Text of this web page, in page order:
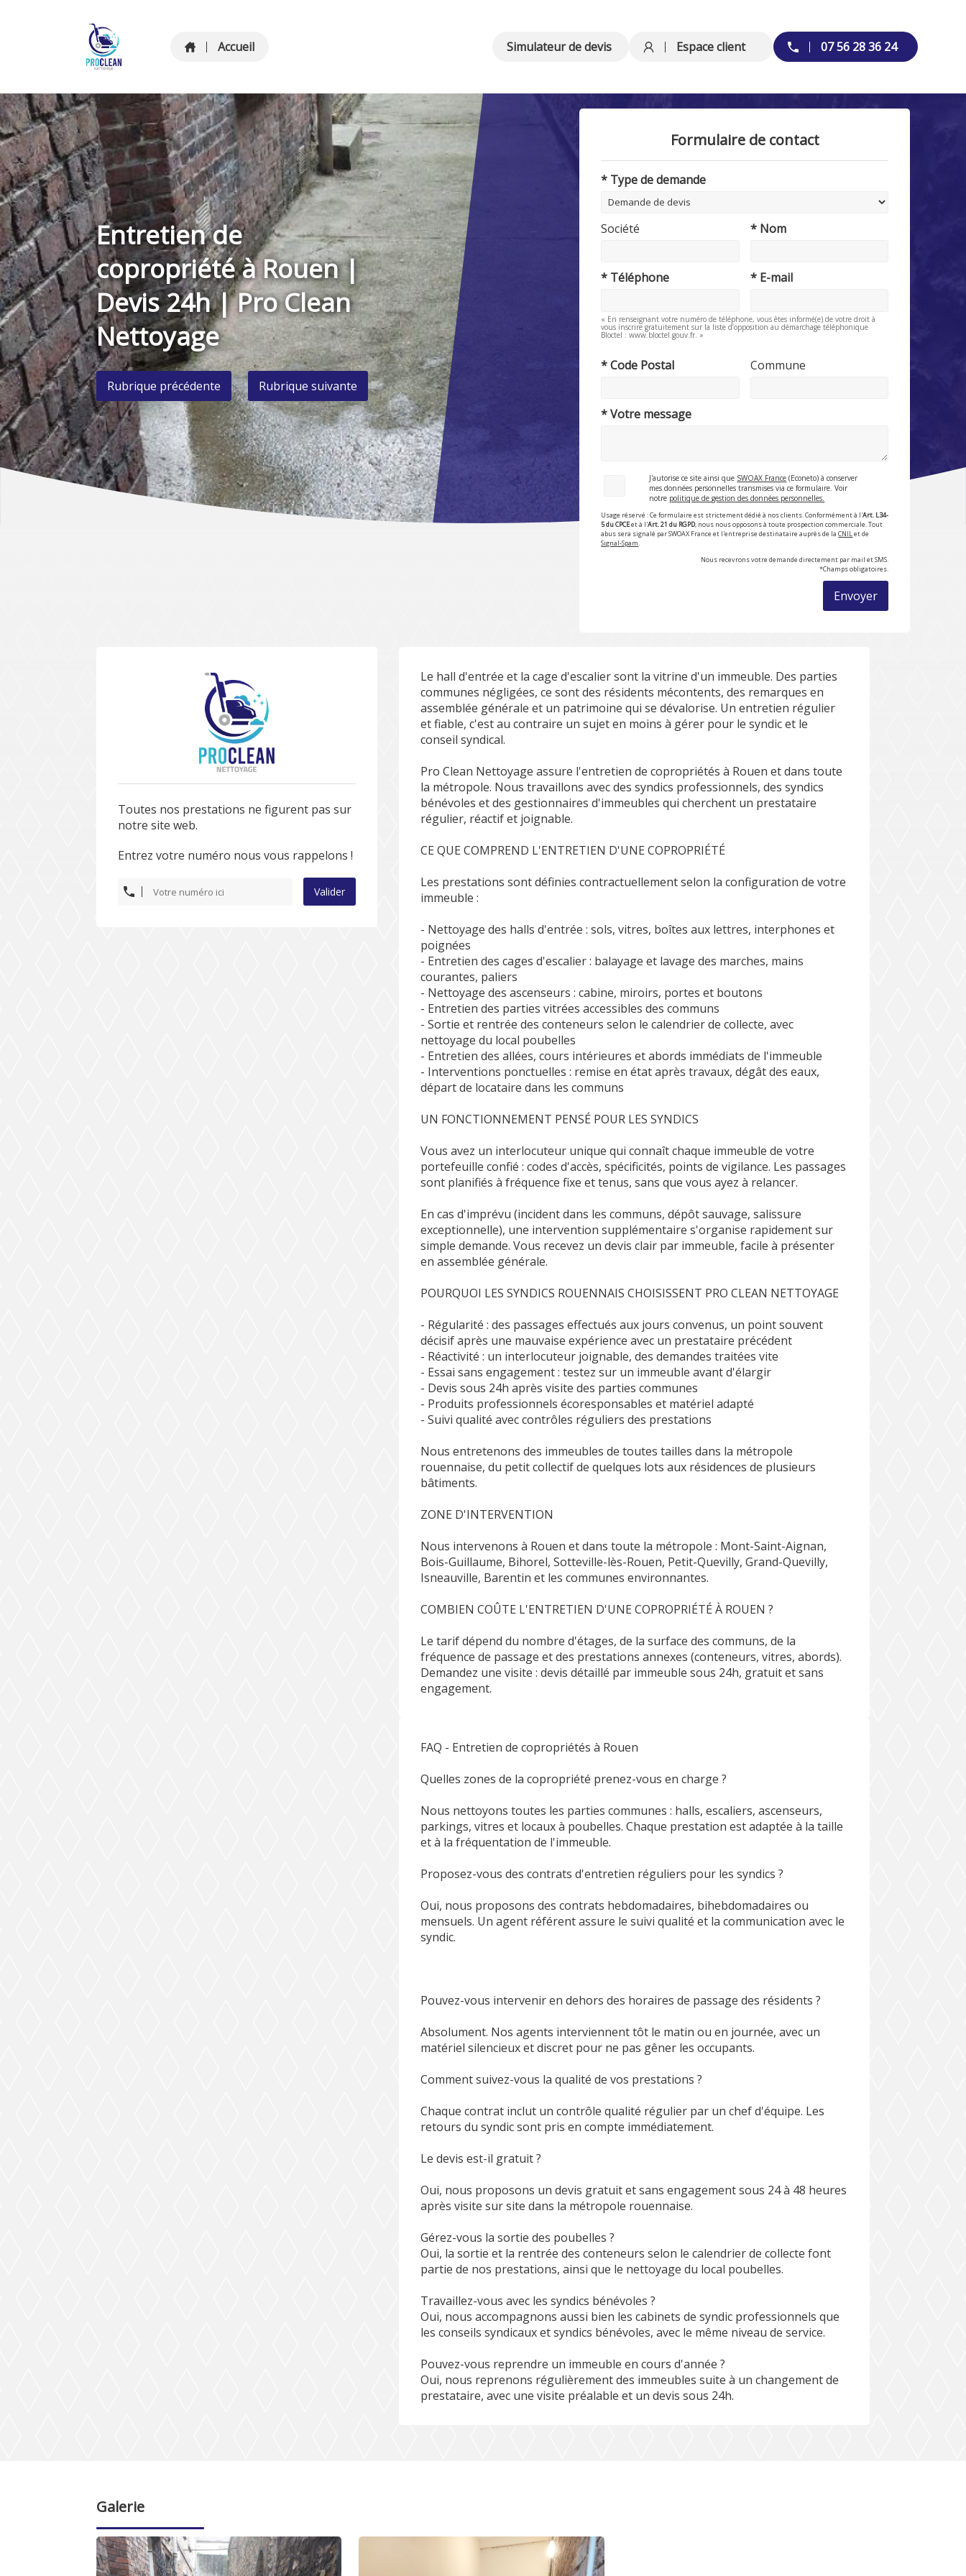
Accueil Simulateur de devis Espace client 07 56 28 36 24
Entretien de
copropriété à Rouen |
Devis 24h | Pro Clean
Nettoyage
Rubrique précédente Rubrique suivante
Formulaire de contact
* Type de demande
Société * Nom
* Téléphone * E-mail
« En renseignant votre numéro de téléphone, vous êtes informé(e) de votre droit à
vous inscrire gratuitement sur la liste d’opposition au démarchage téléphonique
Bloctel : www.bloctel.gouv.fr. »
* Code Postal Commune
* Votre message
J'autorise ce site ainsi que SWOAX France (Econeto) à conserver
mes données personnelles transmises via ce formulaire. Voir
notre politique de gestion des données personnelles.
Usage réservé : Ce formulaire est strictement dédié à nos clients. Conformément à l'Art. L34-
5 du CPCEet à l'Art. 21 du RGPD, nous nous opposons à toute prospection commerciale. Tout
abus sera signalé par SWOAX France et l'entreprise destinataire auprès de laCNILet de
Signal-Spam.
Nous recevrons votre demande directement par mail et SMS.
*Champs obligatoires.
Envoyer
Toutes nos prestations ne figurent pas sur
notre site web.
Entrez votre numéro nous vous rappelons !
Valider
Le hall d'entrée et la cage d'escalier sont la vitrine d'un immeuble. Des parties
communes négligées, ce sont des résidents mécontents, des remarques en
assemblée générale et un patrimoine qui se dévalorise. Un entretien régulier
et fiable, c'est au contraire un sujet en moins à gérer pour le syndic et le
conseil syndical.
Pro Clean Nettoyage assure l'entretien de copropriétés à Rouen et dans toute
la métropole. Nous travaillons avec des syndics professionnels, des syndics
bénévoles et des gestionnaires d'immeubles qui cherchent un prestataire
régulier, réactif et joignable.
CE QUE COMPREND L'ENTRETIEN D'UNE COPROPRIÉTÉ
Les prestations sont définies contractuellement selon la configuration de votre
immeuble :
- Nettoyage des halls d'entrée : sols, vitres, boîtes aux lettres, interphones et
poignées
- Entretien des cages d'escalier : balayage et lavage des marches, mains
courantes, paliers
- Nettoyage des ascenseurs : cabine, miroirs, portes et boutons
- Entretien des parties vitrées accessibles des communs
- Sortie et rentrée des conteneurs selon le calendrier de collecte, avec
nettoyage du local poubelles
- Entretien des allées, cours intérieures et abords immédiats de l'immeuble
- Interventions ponctuelles : remise en état après travaux, dégât des eaux,
départ de locataire dans les communs
UN FONCTIONNEMENT PENSÉ POUR LES SYNDICS
Vous avez un interlocuteur unique qui connaît chaque immeuble de votre
portefeuille confié : codes d'accès, spécificités, points de vigilance. Les passages
sont planifiés à fréquence fixe et tenus, sans que vous ayez à relancer.
En cas d'imprévu (incident dans les communs, dépôt sauvage, salissure
exceptionnelle), une intervention supplémentaire s'organise rapidement sur
simple demande. Vous recevez un devis clair par immeuble, facile à présenter
en assemblée générale.
POURQUOI LES SYNDICS ROUENNAIS CHOISISSENT PRO CLEAN NETTOYAGE
- Régularité : des passages effectués aux jours convenus, un point souvent
décisif après une mauvaise expérience avec un prestataire précédent
- Réactivité : un interlocuteur joignable, des demandes traitées vite
- Essai sans engagement : testez sur un immeuble avant d'élargir
- Devis sous 24h après visite des parties communes
- Produits professionnels écoresponsables et matériel adapté
- Suivi qualité avec contrôles réguliers des prestations
Nous entretenons des immeubles de toutes tailles dans la métropole
rouennaise, du petit collectif de quelques lots aux résidences de plusieurs
bâtiments.
ZONE D'INTERVENTION
Nous intervenons à Rouen et dans toute la métropole : Mont-Saint-Aignan,
Bois-Guillaume, Bihorel, Sotteville-lès-Rouen, Petit-Quevilly, Grand-Quevilly,
Isneauville, Barentin et les communes environnantes.
COMBIEN COÛTE L'ENTRETIEN D'UNE COPROPRIÉTÉ À ROUEN ?
Le tarif dépend du nombre d'étages, de la surface des communs, de la
fréquence de passage et des prestations annexes (conteneurs, vitres, abords).
Demandez une visite : devis détaillé par immeuble sous 24h, gratuit et sans
engagement.
FAQ - Entretien de copropriétés à Rouen
Quelles zones de la copropriété prenez-vous en charge ?
Nous nettoyons toutes les parties communes : halls, escaliers, ascenseurs,
parkings, vitres et locaux à poubelles. Chaque prestation est adaptée à la taille
et à la fréquentation de l'immeuble.
Proposez-vous des contrats d'entretien réguliers pour les syndics ?
Oui, nous proposons des contrats hebdomadaires, bihebdomadaires ou
mensuels. Un agent référent assure le suivi qualité et la communication avec le
syndic.
Pouvez-vous intervenir en dehors des horaires de passage des résidents ?
Absolument. Nos agents interviennent tôt le matin ou en journée, avec un
matériel silencieux et discret pour ne pas gêner les occupants.
Comment suivez-vous la qualité de vos prestations ?
Chaque contrat inclut un contrôle qualité régulier par un chef d'équipe. Les
retours du syndic sont pris en compte immédiatement.
Le devis est-il gratuit ?
Oui, nous proposons un devis gratuit et sans engagement sous 24 à 48 heures
après visite sur site dans la métropole rouennaise.
Gérez-vous la sortie des poubelles ?
Oui, la sortie et la rentrée des conteneurs selon le calendrier de collecte font
partie de nos prestations, ainsi que le nettoyage du local poubelles.
Travaillez-vous avec les syndics bénévoles ?
Oui, nous accompagnons aussi bien les cabinets de syndic professionnels que
les conseils syndicaux et syndics bénévoles, avec le même niveau de service.
Pouvez-vous reprendre un immeuble en cours d'année ?
Oui, nous reprenons régulièrement des immeubles suite à un changement de
prestataire, avec une visite préalable et un devis sous 24h.
Galerie